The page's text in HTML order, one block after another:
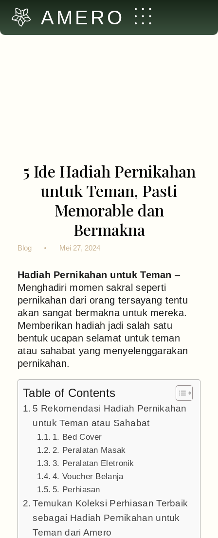
AMERO
5 Ide Hadiah Pernikahan
untuk Teman, Pasti
Memorable dan
Bermakna
Blog Mei 27, 2024
Hadiah Pernikahan untuk Teman –
Menghadiri momen sakral seperti
pernikahan dari orang tersayang tentu
akan sangat bermakna untuk mereka.
Memberikan hadiah jadi salah satu
bentuk ucapan selamat untuk teman
atau sahabat yang menyelenggarakan
pernikahan.
Table of Contents
5 Rekomendasi Hadiah Pernikahan
untuk Teman atau Sahabat
1. Bed Cover
2. Peralatan Masak
3. Peralatan Eletronik
4. Voucher Belanja
5. Perhiasan
Temukan Koleksi Perhiasan Terbaik
sebagai Hadiah Pernikahan untuk
Teman dari Amero